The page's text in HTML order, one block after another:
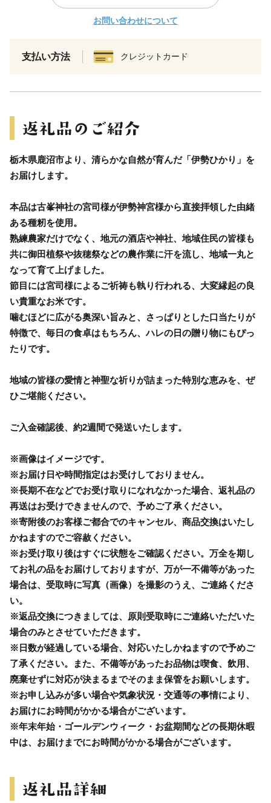
お問い合わせについて
支払い方法 クレジットカード
栃木県鹿沼市より、清らかな自然が育んだ「伊勢ひかり」を
お届けします。
本品は古峯神社の宮司様が伊勢神宮様から直接拝領した由緒
ある種籾を使用。
熟練農家だけでなく、地元の酒店や神社、地域住民の皆様も
共に御田植祭や抜穂祭などの農作業に汗を流し、地域一丸と
なって育て上げました。
節目には宮司様によるご祈祷も執り行われる、大変縁起の良
い貴重なお米です。
噛むほどに広がる奥深い旨みと、さっぱりとした口当たりが
特徴で、毎日の食卓はもちろん、ハレの日の贈り物にもぴっ
たりです。
地域の皆様の愛情と神聖な祈りが詰まった特別な恵みを、ぜ
ひご堪能ください。
ご入金確認後、約2週間で発送いたします。
※画像はイメージです。
※お届け日や時間指定はお受けしておりません。
※長期不在などでお受け取りになれなかった場合、返礼品の
再送はお受けできませんので、予めご了承ください。
※寄附後のお客様ご都合でのキャンセル、商品交換はいたし
かねますのでご容赦ください。
※お受け取り後はすぐに状態をご確認ください。万全を期し
てお礼の品をお届けしておりますが、万が一不備等があった
場合は、受取時に写真（画像）を撮影のうえ、ご連絡くださ
い。
※返品交換につきましては、原則受取時にご連絡いただいた
場合のみとさせていただきます。
※日数が経過している場合、対応いたしかねますので予めご
了承ください。また、不備等があったお品物は喫食、飲用、
廃棄せずに対応が決まるまでそのまま保管をお願いします。
※お申し込みが多い場合や気象状況・交通等の事情により、
お届けにお時間がかかる場合がございます。
※年末年始・ゴールデンウィーク・お盆期間などの長期休暇
中は、お届けまでにお時間がかかる場合がございます。